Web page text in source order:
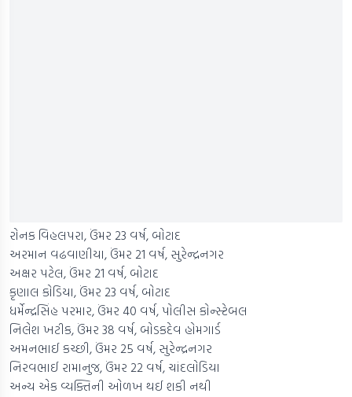
રોનક વિહલપરા, ઉંમર 23 વર્ષ, બોટાદ
અરમાન વઢવાણીયા, ઉંમર 21 વર્ષ, સુરેન્દ્રનગર
અક્ષર પટેલ, ઉંમર 21 વર્ષ, બોટાદ
કૃણાલ કોડિયા, ઉંમર 23 વર્ષ, બોટાદ
ધર્મેન્દ્રસિંહ પરમાર, ઉંમર 40 વર્ષ, પોલીસ કોન્સ્ટેબલ
નિલેશ ખટીક, ઉંમર 38 વર્ષ, બોડકદેવ હોમગાર્ડ
અમનભાઈ કચ્છી, ઉંમર 25 વર્ષ, સુરેન્દ્રનગર
નિરવભાઈ રામાનુજ, ઉંમર 22 વર્ષ, ચાંદલોડિયા
અન્ય એક વ્યક્તિની ઓળખ થઈ શકી નથી